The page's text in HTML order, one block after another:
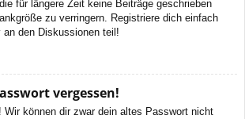
für längere Zeit keine Beiträge geschrieben
zu verringern. Registriere dich einfach
den Diskussionen teil!
vergessen!
können dir zwar dein altes Passwort nicht